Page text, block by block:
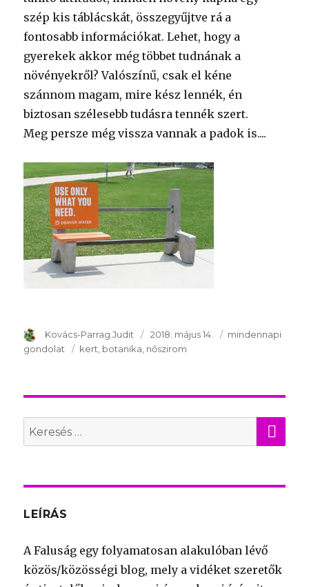
szép kis táblácskát, összegyűjtve rá a
fontosabb információkat. Lehet, hogy a
gyerekek akkor még többet tudnának a
növényekről? Valószínű, csak el kéne
szánnom magam, mire kész lennék, én
biztosan szélesebb tudásra tennék szert.
Meg persze még vissza vannak a padok is....
Szerző
Kovács-Parrag Judit Publikálva
2018. május 14. Témakör
mindennapi
gondolat
Kulcsszavak
kert botanika nőszirom
Search
for:
LEÍRÁS
A Faluság egy folyamatosan alakulóban lévő
közös/közösségi blog, mely a vidéket szeretők